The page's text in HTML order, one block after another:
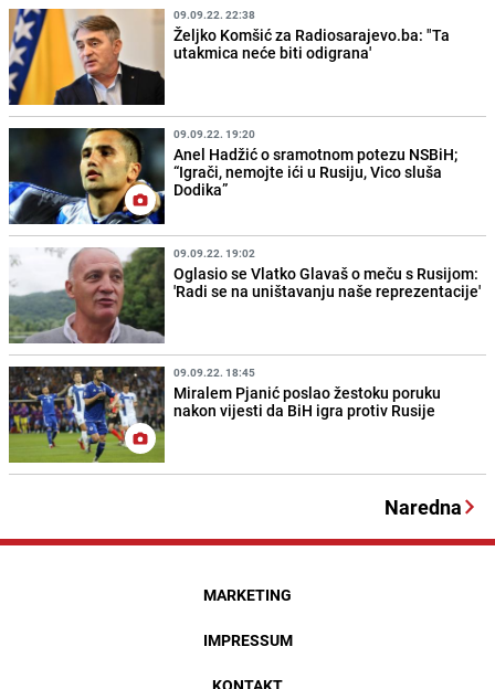
09.09.22. 22:38
Željko Komšić za Radiosarajevo.ba: "Ta
utakmica neće biti odigrana'
09.09.22. 19:20
Anel Hadžić o sramotnom potezu NSBiH;
“Igrači, nemojte ići u Rusiju, Vico sluša
Dodika”
09.09.22. 19:02
Oglasio se Vlatko Glavaš o meču s Rusijom:
'Radi se na uništavanju naše reprezentacije'
09.09.22. 18:45
Miralem Pjanić poslao žestoku poruku
nakon vijesti da BiH igra protiv Rusije
Naredna
MARKETING
IMPRESSUM